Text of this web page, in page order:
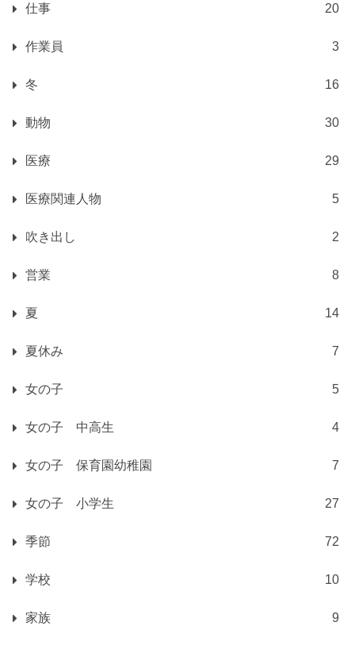
仕事 20
作業員 3
冬 16
動物 30
医療 29
医療関連人物 5
吹き出し 2
営業 8
夏 14
夏休み 7
女の子 5
女の子 中高生 4
女の子 保育園幼稚園 7
女の子 小学生 27
季節 72
学校 10
家族 9